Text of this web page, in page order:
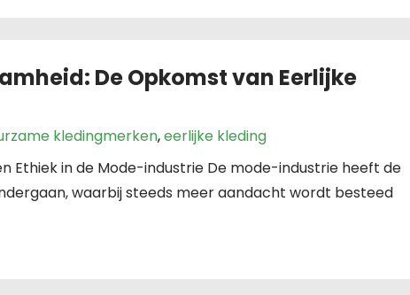
De Opkomst van Eerlijke
kledingmerken,eerlijke kleding
Ethiek in de Mode-industrie De mode-industrie heeft de
waarbij steeds meer aandacht wordt besteed